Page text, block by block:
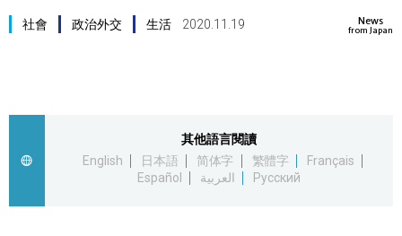
العربية
News
from Japan
社會 政治外交 生活 2020.11.19
其他語言閱讀
English
日本語 简体字 繁體字
Français
Español
العربية Русский